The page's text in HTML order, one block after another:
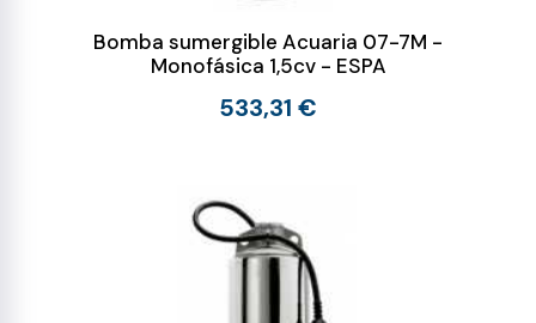
Bomba sumergible Acuaria 07-7M -
Monofásica 1,5cv - ESPA
533,31 €